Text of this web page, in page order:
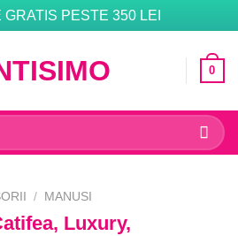
GRATIS PESTE 350 LEI
0
/ MANUSI
Luxury,